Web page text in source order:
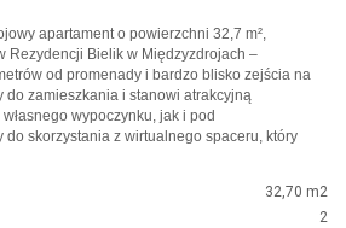
apartament o powierzchni 32,7 m²,
Rezydencji Bielik w Międzyzdrojach –
od promenady i bardzo blisko zejścia na
do zamieszkania i stanowi atrakcyjną
wypoczynku, jak i pod
do skorzystania z wirtualnego spaceru, który
32,70 m2
2